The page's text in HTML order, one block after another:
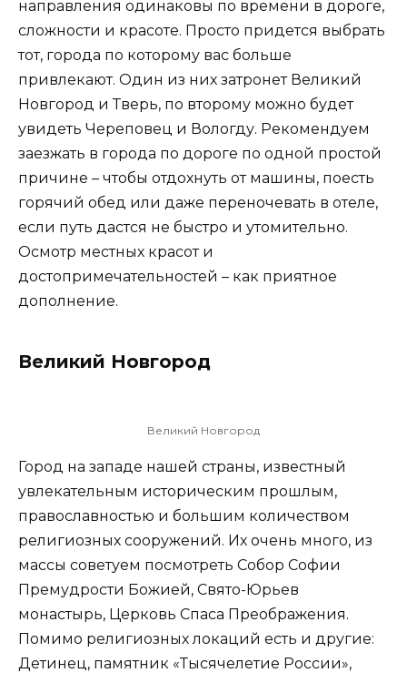
направления одинаковы по времени в дороге,
сложности и красоте. Просто придется выбрать
тот, города по которому вас больше
привлекают. Один из них затронет Великий
Новгород и Тверь, по второму можно будет
увидеть Череповец и Вологду. Рекомендуем
заезжать в города по дороге по одной простой
причине – чтобы отдохнуть от машины, поесть
горячий обед или даже переночевать в отеле,
если путь дастся не быстро и утомительно.
Осмотр местных красот и
достопримечательностей – как приятное
дополнение.
Великий Новгород
Великий Новгород
Город на западе нашей страны, известный
увлекательным историческим прошлым,
православностью и большим количеством
религиозных сооружений. Их очень много, из
массы советуем посмотреть Собор Софии
Премудрости Божией, Свято-Юрьев
монастырь, Церковь Спаса Преображения.
Помимо религиозных локаций есть и другие:
Детинец, памятник «Тысячелетие России»,